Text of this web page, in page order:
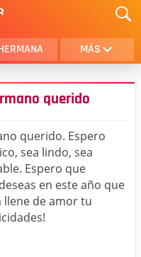
MÁS
AMOR
HIJA
HIJO
ESPOSO
HOMBRE
querido
querido. Espero
sea lindo, sea
Espero que
en este año que
llene de amor tu